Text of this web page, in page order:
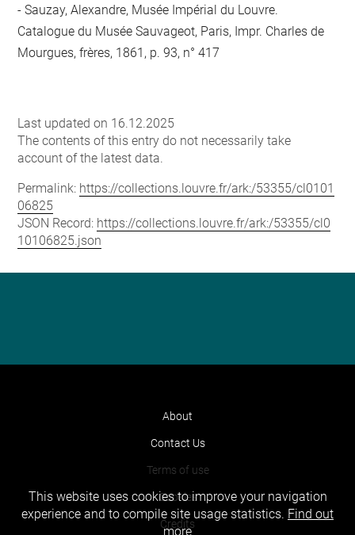
Sauzay, Alexandre, Musée Impérial du Louvre.
Catalogue du Musée Sauvageot, Paris, Impr. Charles de
Mourgues, frères, 1861, p. 93, n° 417
Last updated on 16.12.2025
The contents of this entry do not necessarily take
account of the latest data.
Permalink: https://collections.louvre.fr/ark:/53355/cl0101
06825
JSON Record: https://collections.louvre.fr/ark:/53355/cl0
10106825.json
About
Contact Us
Terms of use
Cookies
Credits
This website uses cookies to improve your navigation
experience and to compile site usage statistics. Find out
more